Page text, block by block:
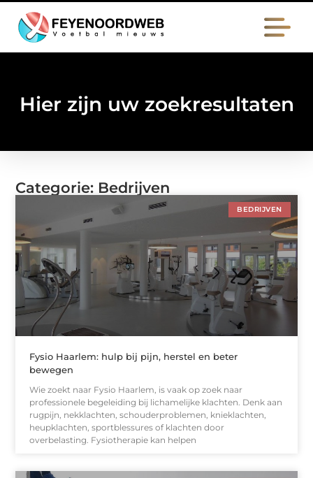
Hier zijn uw zoekresultaten
Categorie: Bedrijven
BEDRIJVEN
Fysio Haarlem: hulp bij pijn, herstel en beter
bewegen
Wie zoekt naar Fysio Haarlem, is vaak op zoek naar
professionele begeleiding bij lichamelijke klachten. Denk aan
rugpijn, nekklachten, schouderproblemen, knieklachten,
heupklachten, sportblessures of klachten door
overbelasting. Fysiotherapie kan helpen